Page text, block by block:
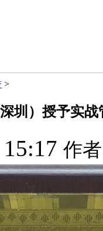
>
圳）授予实
作